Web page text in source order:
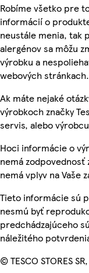
Robíme všetko pre
informácií o
neustále menia, tak
alergénov sa môžu
výrobku a
webových stránkach.
Ak máte nejaké
výrobkoch značky
servis, alebo
Hoci informácie o
nemá
nemá vplyv na Vaše
Tieto informácie sú
nesmú byť
predchádzajúceho
náležitého
© TESCO STORES